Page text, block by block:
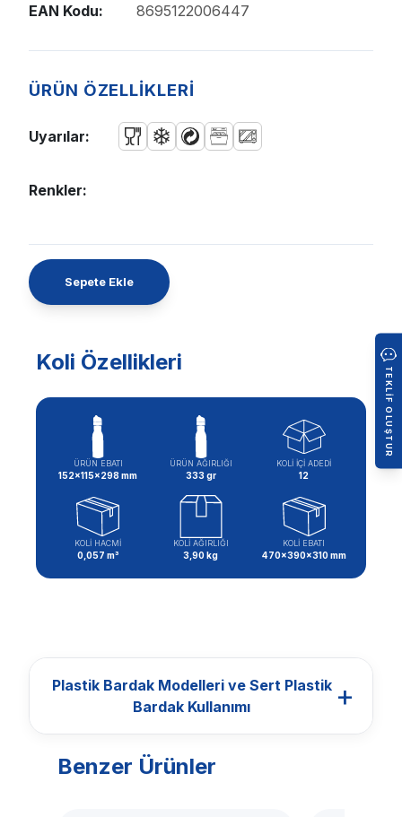
EAN Kodu:
8695122006447
ÜRÜN ÖZELLİKLERİ
Uyarılar:
Renkler:
Sepete Ekle
Koli Özellikleri
ÜRÜN EBATI
152x115x298 mm
ÜRÜN AĞIRLIĞI
333 gr
KOLİ İÇİ ADEDİ
12
KOLİ HACMİ
0,057 m³
KOLİ AĞIRLIĞI
3,90 kg
KOLİ EBATI
470x390x310 mm
Plastik Bardak Modelleri ve Sert Plastik
Bardak Kullanımı
+
Benzer Ürünler
TEKLIF OLUŞTUR